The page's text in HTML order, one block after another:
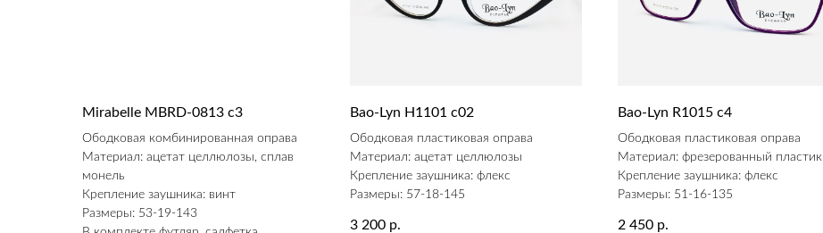
Mirabelle MBRD-0813 c3
Ободковая комбинированная оправа
Материал: ацетат целлюлозы, сплав
монель
Крепление заушника: винт
Размеры: 53-19-143
Bao-Lyn H1101 c02
Ободковая пластиковая оправа
Материал: ацетат целлюлозы
Крепление заушника: флекс
Размеры: 57-18-145
3 200 р.
Bao-Lyn R1015 c4
Ободковая пластиковая оправа
Материал: фрезерованный пластик
Крепление заушника: флекс
Размеры: 51-16-135
2 450 р.